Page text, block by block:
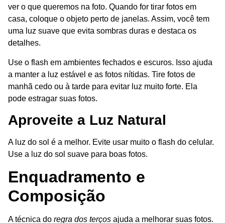
ver o que queremos na foto. Quando for tirar fotos em
casa, coloque o objeto perto de janelas. Assim, você tem
uma luz suave que evita sombras duras e destaca os
detalhes.
Use o flash em ambientes fechados e escuros. Isso ajuda
a manter a luz estável e as fotos nítidas. Tire fotos de
manhã cedo ou à tarde para evitar luz muito forte. Ela
pode estragar suas fotos.
Aproveite a Luz Natural
A luz do sol é a melhor. Evite usar muito o flash do celular.
Use a luz do sol suave para boas fotos.
Enquadramento e
Composição
A técnica do regra dos terços ajuda a melhorar suas fotos.